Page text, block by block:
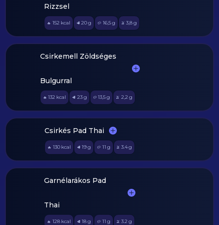
Rizzsel
🔥 152 kcal 🥩 20g 🥔 16,5g 🫒 3,8g
Csirkemell Zöldséges
Bulgurral
🔥 132 kcal 🥩 23g 🥔 13,5g 🫒 2,2 g
Csirkés Pad Thai
🔥 130 kcal 🥩 19g 🥔 11 g 🫒 3.4g
Garnélarákos Pad
Thai
🔥 128 kcal 🥩 18g 🥔 11 g 🫒 3.2 g